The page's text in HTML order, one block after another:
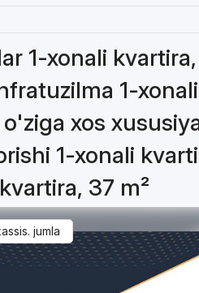
1-xonali
1-
xos
1-xonali
37 m²
jumla